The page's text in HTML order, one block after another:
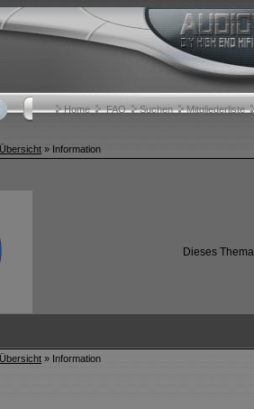
Home FAQ Suchen Mitgliederliste
» Information
Dieses
» Information